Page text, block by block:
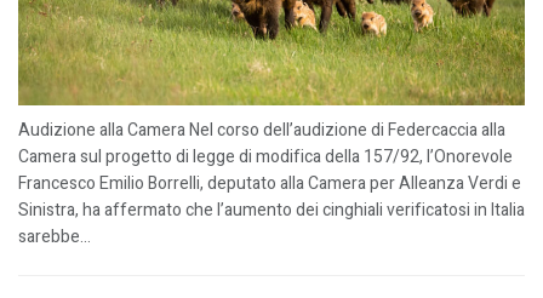
Audizione alla Camera Nel corso dell’audizione di Federcaccia alla
Camera sul progetto di legge di modifica della 157/92, l’Onorevole
Francesco Emilio Borrelli, deputato alla Camera per Alleanza Verdi e
Sinistra, ha affermato che l’aumento dei cinghiali verificatosi in Italia
sarebbe...